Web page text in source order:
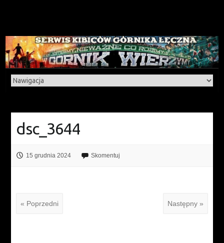
dsc_3644
15 grudnia 2024 Skomentuj
« Poprzedni Następny »